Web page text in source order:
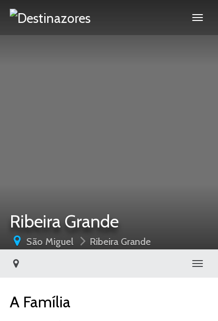
Ribeira Grande
São Miguel Ribeira Grande
A Família